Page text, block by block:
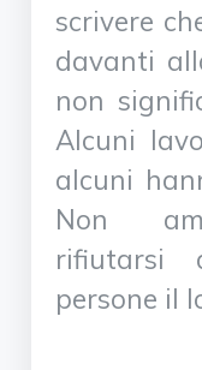
scrivere
davanti
non
Alcuni
alcuni
Non
rifiutarsi
persone il